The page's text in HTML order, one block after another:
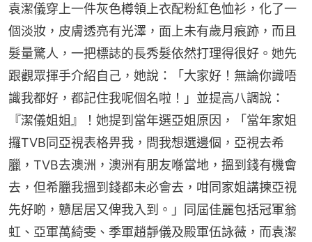
袁潔儀穿上一件灰色樽領上衣配粉紅色恤衫，化了一
個淡妝，皮膚透亮有光澤，面上未有歲月痕跡，而且
髮量驚人，一把標誌的長秀髮依然打理得很好。她先
跟觀眾揮手介紹自己，她說：「大家好！無論你識唔
識我都好，都記住我呢個名啦！」並提高八調說：
『潔儀姐姐』！她提到當年選亞姐原因，「當年家姐
攞TVB同亞視表格畀我，問我想選邊個，亞視去希
臘，TVB去澳洲，澳洲有朋友喺當地，搵到錢有機會
去，但希臘我搵到錢都未必會去，咁同家姐講揀亞視
先好啲，戇居居又俾我入到。」同屆佳麗包括冠軍翁
虹、亞軍萬綺雯、季軍趙靜儀及殿軍伍詠薇，而袁潔